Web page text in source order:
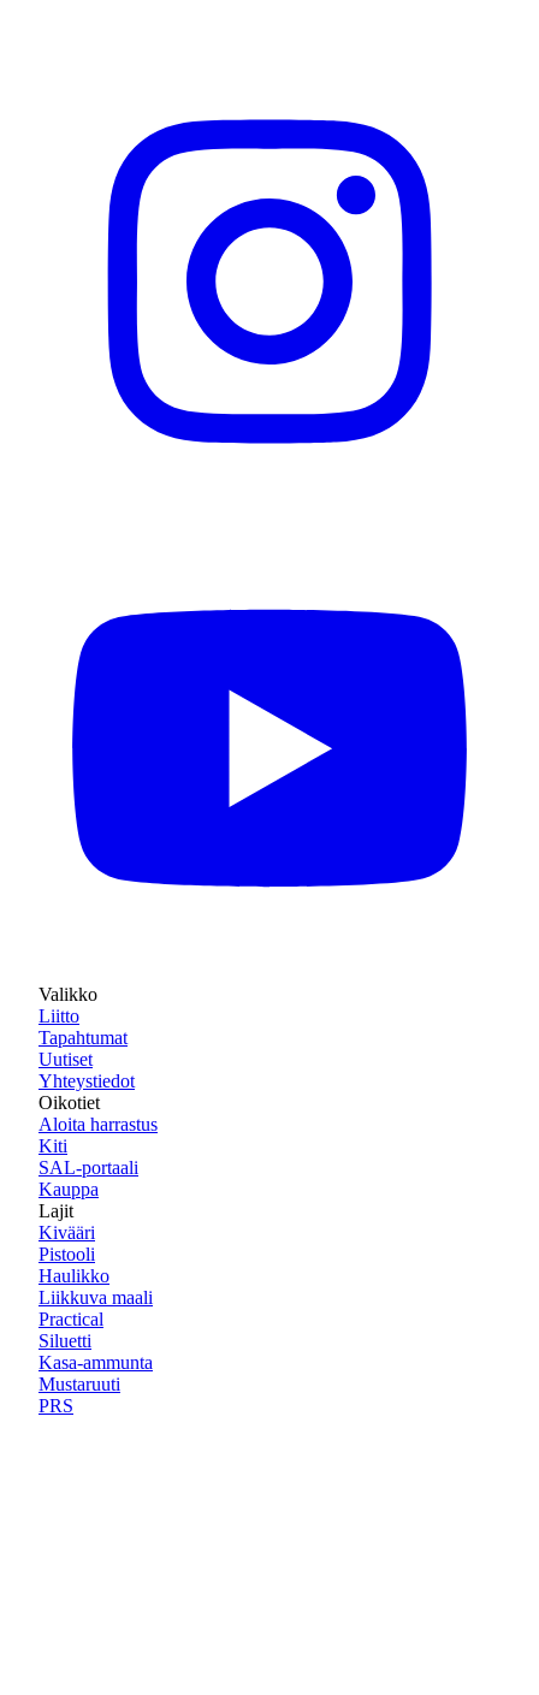
Valikko
Liitto
Tapahtumat
Uutiset
Yhteystiedot
Oikotiet
Aloita harrastus
Kiti
SAL-portaali
Kauppa
Lajit
Kivääri
Pistooli
Haulikko
Liikkuva maali
Practical
Siluetti
Kasa-ammunta
Mustaruuti
PRS